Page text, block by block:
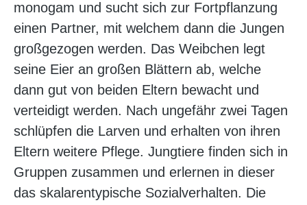
monogam und sucht sich zur Fortpflanzung
einen Partner, mit welchem dann die Jungen
großgezogen werden. Das Weibchen legt
seine Eier an großen Blättern ab, welche
dann gut von beiden Eltern bewacht und
verteidigt werden. Nach ungefähr zwei Tagen
schlüpfen die Larven und erhalten von ihren
Eltern weitere Pflege. Jungtiere finden sich in
Gruppen zusammen und erlernen in dieser
das skalarentypische Sozialverhalten. Die